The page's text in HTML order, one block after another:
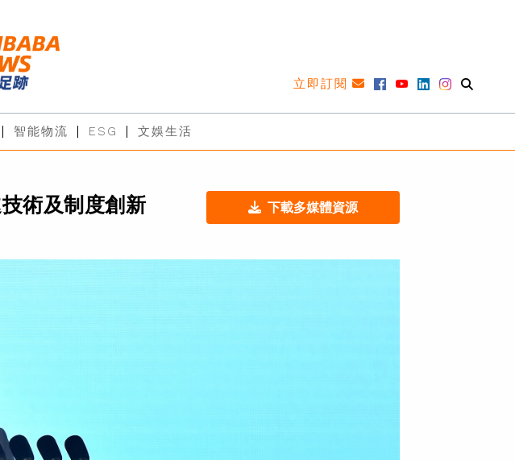
立即訂閱
智能物流 ESG 文娛生活
術及制度創新 下載多媒體資源